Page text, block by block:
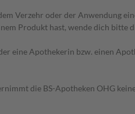
Verzehr oder der Anwendung
Produkt hast, wende dich bitte
eine Apothekerin bzw. einen
die BS-Apotheken OHG